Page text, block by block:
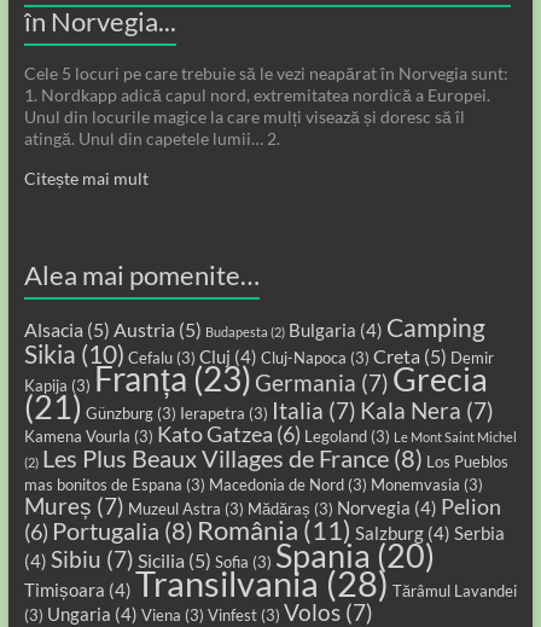
în Norvegia...
Cele 5 locuri pe care trebuie să le vezi neapărat în Norvegia sunt:
1. Nordkapp adică capul nord, extremitatea nordică a Europei.
Unul din locurile magice la care mulți visează și doresc să îl
atingă. Unul din capetele lumii… 2.
Citește mai mult
Alea mai pomenite…
Alsacia (5) Austria (5) Budapesta (2) Bulgaria (4) Camping
Sikia (10) Cefalu(3) Cluj (4) Cluj-Napoca (3) Creta (5) Demir
Kapija (3) Franța(23) Germania (7) Grecia
(21) Günzburg(3) Ierapetra (3) Italia (7) Kala Nera (7)
Kamena Vourla (3) Kato Gatzea (6) Legoland(3) Le Mont Saint Michel
(2) Les Plus Beaux Villages de France(8) Los Pueblos
mas bonitos de Espana (3) Macedonia de Nord(3) Monemvasia (3)
Mureș (7) Muzeul Astra (3) Mădăraș (3) Norvegia (4) Pelion
(6) Portugalia (8) România (11) Salzburg(4) Serbia
(4) Sibiu (7) Sicilia (5) Sofia (3) Spania (20)
Timișoara (4) Transilvania (28) Tărâmul Lavandei
(3) Ungaria (4) Viena (3) Vinfest(3) Volos(7)